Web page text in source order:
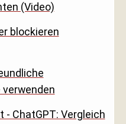
(Video)
blockieren
- ChatGPT: Vergleich